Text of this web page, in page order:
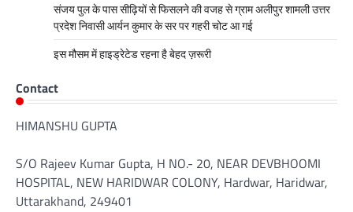
संजय पुल के पास सीढ़ियों से फिसलने की वजह से ग्राम अलीपुर शामली उत्तर
प्रदेश निवासी आर्यन कुमार के सर पर गहरी चोट आ गई
इस मौसम में हाइड्रेटेड रहना है बेहद ज़रूरी
Contact
HIMANSHU GUPTA
S/O Rajeev Kumar Gupta, H NO.- 20, NEAR DEVBHOOMI
HOSPITAL, NEW HARIDWAR COLONY, Hardwar, Haridwar,
Uttarakhand, 249401